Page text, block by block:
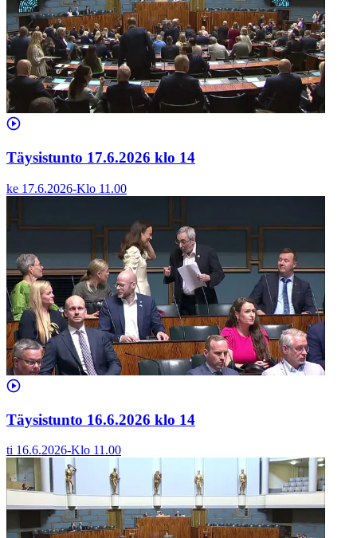
Täysistunto 17.6.2026 klo 14
ke 17.6.2026-Klo 11.00
Täysistunto 16.6.2026 klo 14
ti 16.6.2026-Klo 11.00